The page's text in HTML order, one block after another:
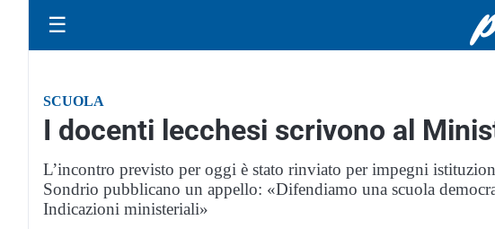
☰
SCUOLA
I docenti lecchesi scrivono al
L’incontro previsto per oggi è stato rinviato per impegni
Sondrio pubblicano un appello: «Difendiamo una scuola
Indicazioni ministeriali»